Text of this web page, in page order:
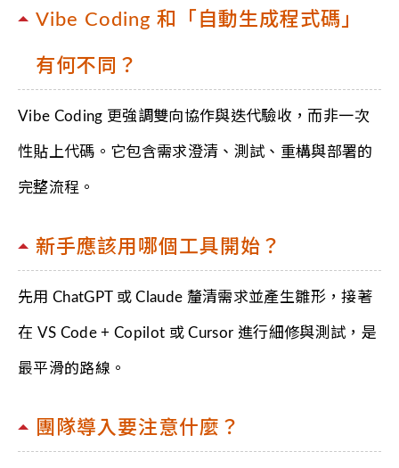
Vibe Coding 和「自動生成程式碼」
有何不同？
Vibe Coding 更強調雙向協作與迭代驗收，而非一次
性貼上代碼。它包含需求澄清、測試、重構與部署的
完整流程。
新手應該用哪個工具開始？
先用 ChatGPT 或 Claude 釐清需求並產生雛形，接著
在 VS Code + Copilot 或 Cursor 進行細修與測試，是
最平滑的路線。
團隊導入要注意什麼？